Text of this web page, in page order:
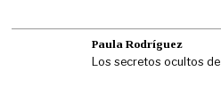
Paula Rodríguez
Los secretos ocultos de